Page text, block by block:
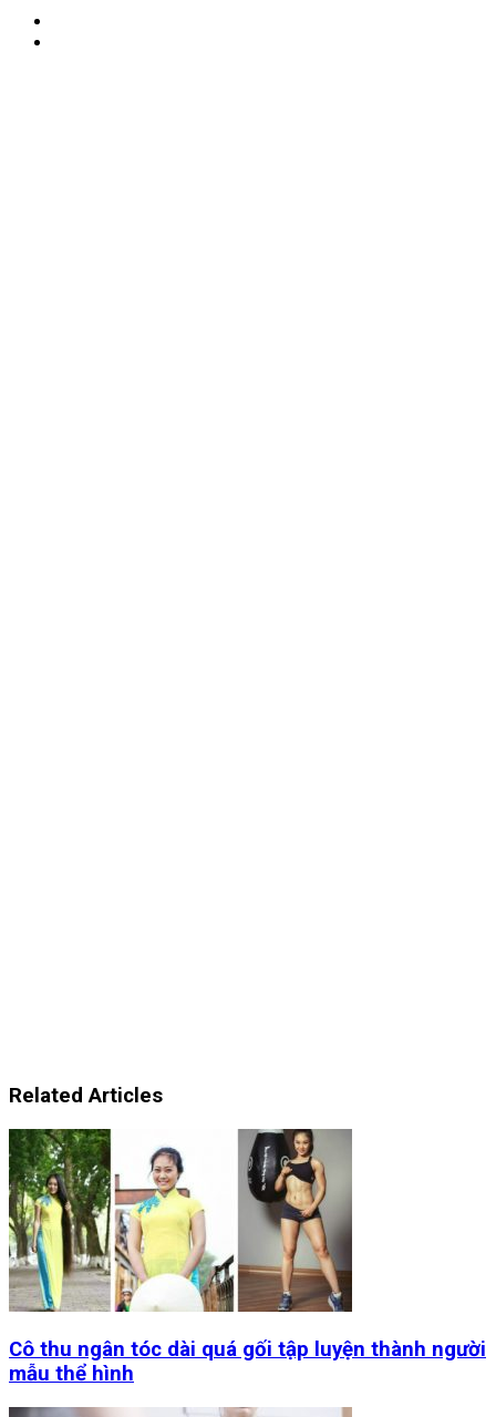
Related Articles
Cô thu ngân tóc dài quá gối tập luyện thành người
mẫu thể hình